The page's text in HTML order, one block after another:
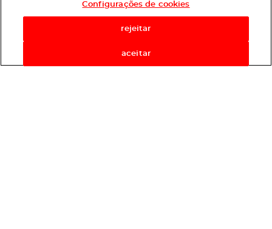
Configurações de cookies
rejeitar
aceitar